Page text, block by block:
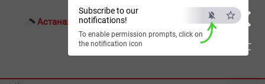
×
ESC
Subscribe to our
notifications!
To enable permission prompts, click on
the notification icon
Астана: 26°C Алматы: Шымкент:36°C